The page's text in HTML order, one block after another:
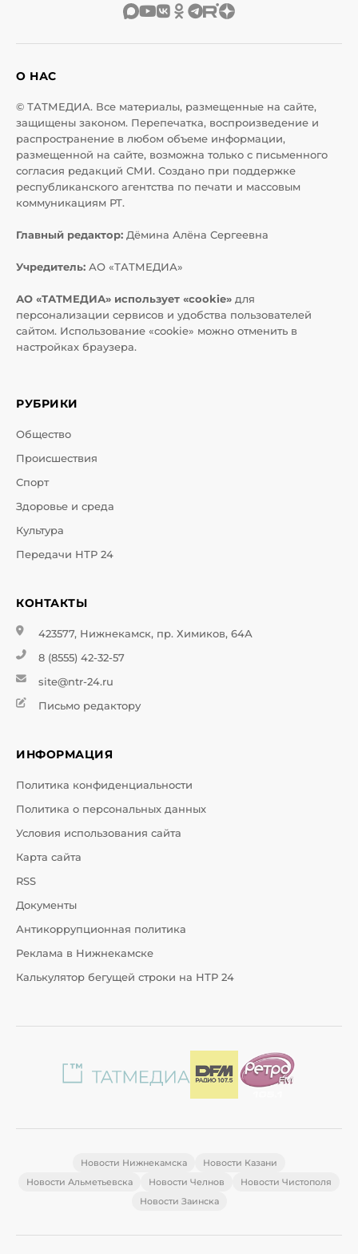
О НАС
© ТАТМЕДИА. Все материалы, размещенные на сайте,
защищены законом. Перепечатка, воспроизведение и
распространение в любом объеме информации,
размещенной на сайте, возможна только с письменного
согласия редакций СМИ. Создано при поддержке
республиканского агентства по печати и массовым
коммуникациям РТ.
Главный редактор: Дёмина Алёна Сергеевна
Учредитель: АО «ТАТМЕДИА»
АО «ТАТМЕДИА» использует «cookie» для
персонализации сервисов и удобства пользователей
сайтом. Использование «cookie» можно отменить в
настройках браузера.
РУБРИКИ
Общество
Происшествия
Спорт
Здоровье и среда
Культура
Передачи НТР 24
КОНТАКТЫ
423577, Нижнекамск, пр. Химиков, 64А
8 (8555) 42-32-57
site@ntr-24.ru
Письмо редактору
ИНФОРМАЦИЯ
Политика конфиденциальности
Политика о персональных данных
Условия использования сайта
Карта сайта
RSS
Документы
Антикоррупционная политика
Реклама в Нижнекамске
Калькулятор бегущей строки на НТР 24
Новости Нижнекамска
Новости Казани
Новости Альметьевска
Новости Челнов
Новости Чистополя
Новости Заинска